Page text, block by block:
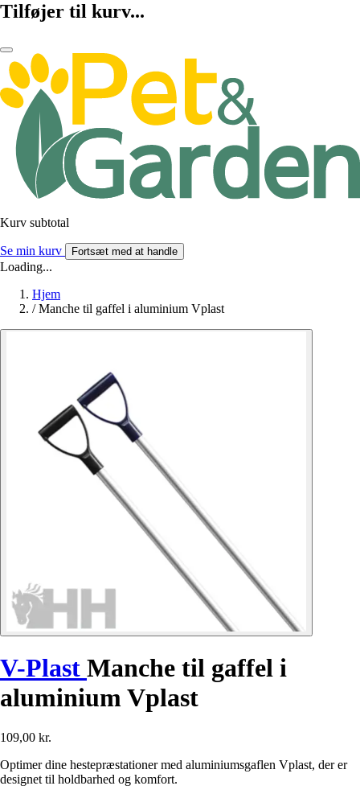
Tilføjer til kurv...
Kurv subtotal
Se min kurv Fortsæt med at handle
Loading...
Hjem
/ Manche til gaffel i aluminium Vplast
V-Plast Manche til gaffel i
aluminium Vplast
109,00 kr.
Optimer dine hestepræstationer med aluminiumsgaflen Vplast, der er
designet til holdbarhed og komfort.